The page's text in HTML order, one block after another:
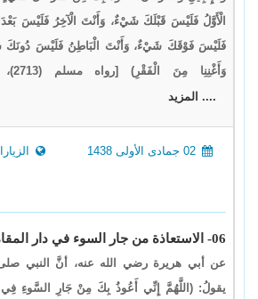
الْأَوَّلُ فَلَيْسَ قَبْلَكَ شَيْءٌ، وَأَنْتَ الْآخِرُ فَلَيْسَ
فَلَيْسَ فَوْقَكَ شَيْءٌ، وَأَنْتَ الْبَاطِنُ فَلَيْسَ دُونَكَ
وَأَغْنِنِا مِنَ الْفَقْرِ) [رواه مسلم (2713)، وأبو داود (5051)].
.... المزيد
06- الاستعاذة من جار السوء في دار المقامة
عن أبي هريرة رضي الله عنه، أنَّ النبي
يقولُ: (اللَّهُمَّ إِنِّي أَعُوذُ بِكَ مِنْ جَارِ السَّوءِ فِي